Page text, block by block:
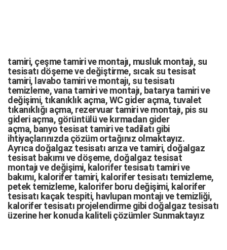
tamiri, çeşme tamirivemontajı, musluk montajı, su
tesisatı döşemeve değiştirme, sıcak su tesisat
tamiri, lavabo tamirivemontajı, su tesisatı
temizleme,vana tamirivemontajı, batarya tamirive
değişimi, tıkanıklık açma,WC gider açma, tuvalet
tıkanıklığı açma, rezervuar tamirive montajı, pis su
gideri açma, görüntülü ve kırmadan gider
açma, banyo tesisat tamirivetadilatı gibi
ihtiyaçlarınızda çözüm ortağınız olmaktayız.
Ayrıca doğalgaz tesisatı arızave tamiri, doğalgaz
tesisat bakımıve döşeme, doğalgaz tesisat
montajıve değişimi, kalorifer tesisatı tamiri ve
bakımı, kalorifer tamiri, kalorifer tesisatı temizleme,
petek temizleme, kalorifer boru değişimi, kalorifer
tesisatı kaçak tespiti, havlupan montajı ve temizliği,
kalorifer tesisatı projelendirme gibi d oğalgaz tesisatı
üzerine her konuda kaliteli çözümler Sunmaktayız